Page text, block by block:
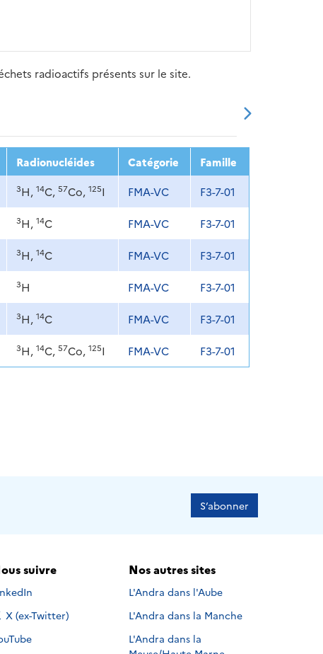
radioactifs présents sur le site.
2021 2022 2023
Radionucléides Catégorie
Famille
3H, 14C, 57Co, 125I FMA-VC F3-7-01
3H, 14C FMA-VC F3-7-01
3H, 14C FMA-VC F3-7-01
3H FMA-VC F3-7-01
3H, 14C FMA-VC F3-7-01
3H, 14C, 57Co, 125I FMA-VC F3-7-01
S’abonner
suivre
suivre sur
Nous suivre sur
X (ex-Twitter)
suivre sur
Nos autres sites
L'Andra dans l'Aube
L'Andra dans la Manche
L'Andra dans la